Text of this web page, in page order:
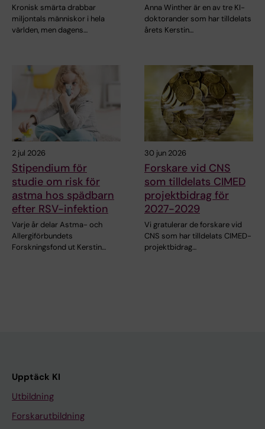
Kronisk smärta drabbar
miljontals människor i hela
världen, men dagens…
Anna Winther är en av tre KI-
doktorander som har tilldelats
årets Kerstin…
2 jul 2026
Stipendium för
studie om risk för
astma hos spädbarn
efter RSV-infektion
Varje år delar Astma- och
Allergiförbundets
Forskningsfond ut Kerstin…
30 jun 2026
Forskare vid CNS
som tilldelats CIMED
projektbidrag för
2027-2029
Vi gratulerar de forskare vid
CNS som har tilldelats CIMED-
projektbidrag…
Upptäck KI
Utbildning
Forskarutbildning